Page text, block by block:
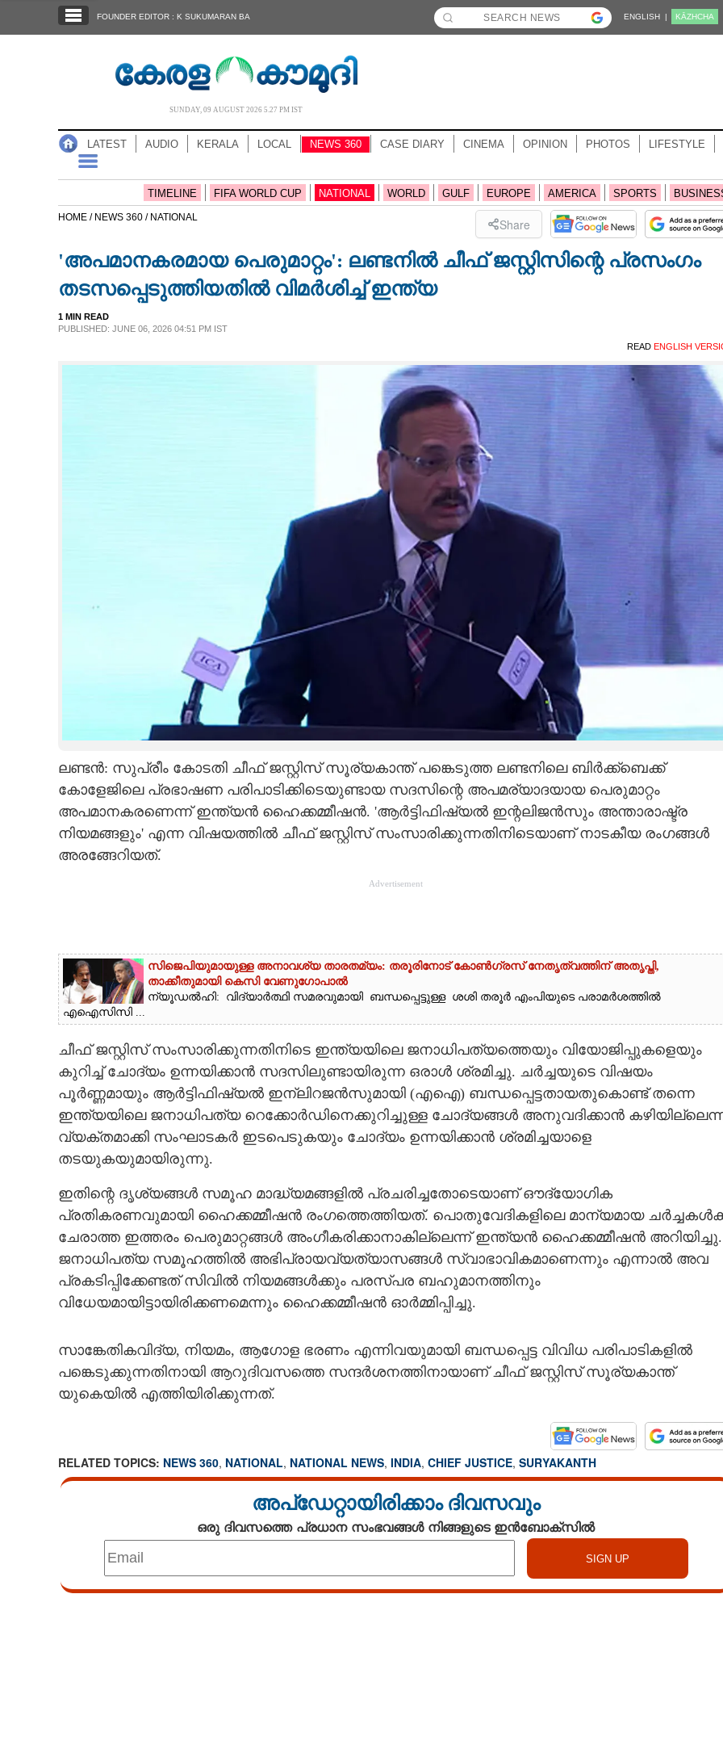
NOTIFIED NEWS
NEWS 360
CASE DIARY
LITERATURE
FOUNDER EDITOR : K SUKUMARAN BA ENGLISH | KĀZHCHA
SUNDAY, 09 AUGUST 2026 5.27 PM IST
LATEST AUDIO KERALA LOCAL NEWS 360 CASE DIARY CINEMA OPINION PHOTOS LIFESTYLE
TIMELINE FIFA WORLD CUP NATIONAL WORLD GULF EUROPE AMERICA SPORTS
HOME / NEWS 360 / NATIONAL Share
'അപമാനകരമായ പെരുമാറ്റം': ലണ്ടനിൽ ചീഫ് ജസ്റ്റിസിന്റെ പ്രസംഗം
തടസപ്പെടുത്തിയതിൽ വിമർശിച്ച് ഇന്ത്യ
1 MIN READ
PUBLISHED: JUNE 06, 2026 04:51 PM IST
READ ENGLISH
ലണ്ടൻ: സുപ്രീം കോടതി ചീഫ് ജസ്റ്റിസ് സൂര്യകാന്ത് പങ്കെടുത്ത ലണ്ടനിലെ ബിർക്ക്ബെക്ക്
കോളേജിലെ പ്രഭാഷണ പരിപാടിക്കിടെയുണ്ടായ സദസിന്റെ അപമര്യാദയായ പെരുമാറ്റം
അപമാനകരണെന്ന് ഇന്ത്യൻ ഹൈക്കമ്മീഷൻ. 'ആർട്ടിഫിഷ്യൽ ഇന്റലിജൻസും അന്താരാഷ്ട്ര
നിയമങ്ങളും' എന്ന വിഷയത്തിൽ ചീഫ് ജസ്റ്റിസ് സംസാരിക്കുന്നതിനിടെയാണ് നാടകീയ രംഗങ്ങൾ
അരങ്ങേറിയത്.
Advertisement
സിജെപിയുമായുള്ള അനാവശ്യ താരതമ്യം: തരൂരിനോട് കോൺഗ്രസ് നേതൃത്വത്തിന് അതൃപ്തി,
താക്കീതുമായി കെസി വേണുഗോപാൽ
ന്യൂഡൽഹി: വിദ്യാർത്ഥി സമരവുമായി ബന്ധപ്പെട്ടുള്ള ശശി തരൂർ‌ എംപിയുടെ പരാമർശത്തിൽ
എഐസിസി ...
ചീഫ് ജസ്റ്റിസ് സംസാരിക്കുന്നതിനിടെ ഇന്ത്യയിലെ ജനാധിപത്യത്തെയും വിയോജിപ്പുകളെയും
കുറിച്ച് ചോദ്യം ഉന്നയിക്കാൻ സദസിലുണ്ടായിരുന്ന ഒരാൾ ശ്രമിച്ചു. ചർച്ചയുടെ വിഷയം
പൂർണ്ണമായും ആർട്ടിഫിഷ്യൽ ഇന്ലിറജൻസുമായി (എ‌ഐ) ബന്ധപ്പെട്ടതായതുകൊണ്ട് തന്നെ
ഇന്ത്യയിലെ ജനാധിപത്യ റെക്കോർഡിനെക്കുറിച്ചുള്ള ചോദ്യങ്ങൾ അനുവദിക്കാൻ
വ്യക്തമാക്കി സംഘാടകർ ഇടപെടുകയും ചോദ്യം ഉന്നയിക്കാൻ ശ്രമിച്ചയാളെ
തടയുകയുമായിരുന്നു.
ഇതിന്റെ ദൃശ്യങ്ങൾ സമൂഹ മാദ്ധ്യമങ്ങളിൽ പ്രചരിച്ചതോടെയാണ് ഔദ്യോഗിക
പ്രതികരണവുമായി ഹൈക്കമ്മീഷൻ രംഗത്തെത്തിയത്. പൊതുവേദികളിലെ മാന്യമായ
ചേരാത്ത ഇത്തരം പെരുമാറ്റങ്ങൾ അംഗീകരിക്കാനാകില്ലെന്ന് ഇന്ത്യൻ ഹൈക്കമ്മീഷൻ അറിയിച്ചു.
ജനാധിപത്യ സമൂഹത്തിൽ അഭിപ്രായവ്യത്യാസങ്ങൾ സ്വാഭാവികമാണെന്നും എന്നാൽ അവ
പ്രകടിപ്പിക്കേണ്ടത് സിവിൽ നിയമങ്ങൾക്കും പരസ്പര ബഹുമാനത്തിനും
വിധേയമായിട്ടായിരിക്കണമെന്നും ഹൈക്കമ്മീഷൻ ഓർമ്മിപ്പിച്ചു.
സാങ്കേതികവിദ്യ, നിയമം, ആഗോള ഭരണം എന്നിവയുമായി ബന്ധപ്പെട്ട വിവിധ പരിപാടികളിൽ
പങ്കെടുക്കുന്നതിനായി ആറുദിവസത്തെ സന്ദർശനത്തിനായാണ് ചീഫ് ജസ്റ്റിസ് സൂര്യകാന്ത്
യുകെയിൽ എത്തിയിരിക്കുന്നത്.
RELATED TOPICS: NEWS 360, NATIONAL, NATIONAL NEWS, INDIA, CHIEF JUSTICE, SURYAKANTH
അപ്ഡേറ്റായിരിക്കാം ദിവസവും
ഒരു ദിവസത്തെ പ്രധാന സംഭവങ്ങൾ നിങ്ങളുടെ ഇൻബോക്സിൽ